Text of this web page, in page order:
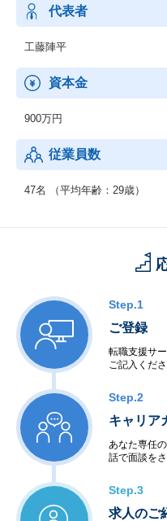
代表者
工藤陣平
資本金
900万円
従業員数
47名 （平均年齢：29歳）
Step.1
ご登録
転職支援サ
ご記入くださ
Step.2
キャリア
あなた専任
話で面談を
Step.3
求人のご